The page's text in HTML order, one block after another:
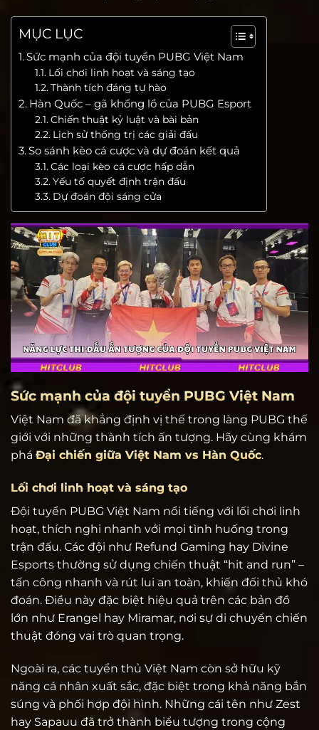
MỤC LỤC
Sức mạnh của đội tuyển PUBG Việt Nam
Lối chơi linh hoạt và sáng tạo
Thành tích đáng tự hào
Hàn Quốc – gã khổng lồ của PUBG Esport
Chiến thuật kỷ luật và bài bản
Lịch sử thống trị các giải đấu
So sánh kèo cá cược và dự đoán kết quả
Các loại kèo cá cược hấp dẫn
Yếu tố quyết định trận đấu
Dự đoán đội sáng cửa
Sức mạnh của đội tuyển PUBG Việt Nam
Việt Nam đã khẳng định vị thế trong làng PUBG thế
giới với những thành tích ấn tượng. Hãy cùng khám
phá Đại chiến giữa Việt Nam vs Hàn Quốc.
Lối chơi linh hoạt và sáng tạo
Đội tuyển PUBG Việt Nam nổi tiếng với lối chơi linh
hoạt, thích nghi nhanh với mọi tình huống trong
trận đấu. Các đội như Refund Gaming hay Divine
Esports thường sử dụng chiến thuật “hit and run” –
tấn công nhanh và rút lui an toàn, khiến đối thủ khó
đoán. Điều này đặc biệt hiệu quả trên các bản đồ
lớn như Erangel hay Miramar, nơi sự di chuyển chiến
thuật đóng vai trò quan trọng.
Ngoài ra, các tuyển thủ Việt Nam còn sở hữu kỹ
năng cá nhân xuất sắc, đặc biệt trong khả năng bắn
súng và phối hợp đội hình. Những cái tên như Zest
hay Sapauu đã trở thành biểu tượng trong cộng